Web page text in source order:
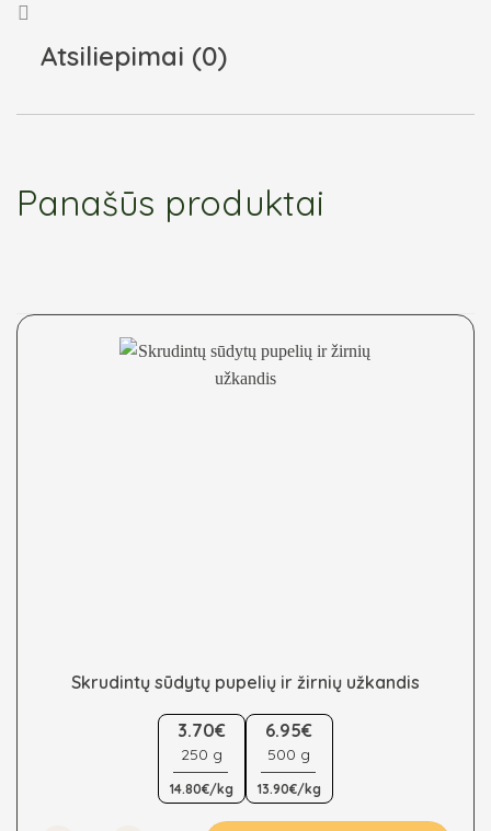
Atsiliepimai (0)
Panašūs produktai
Skrudintų sūdytų pupelių ir žirnių užkandis
product
has
multiple
variants.
The
3.70€
250 g
14.80€/kg
6.95€
500 g
13.90€/kg